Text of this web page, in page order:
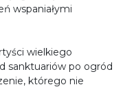
wspaniałymi
wielkiego
sanktuariów po ogród
którego nie